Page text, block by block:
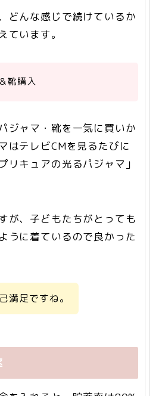
どんな感じで続けているか
ています。
靴購入
ジャマ・靴を一気に買いか
はテレビCMを見るたびに
リキュアの光るパジャマ」
が、子どもたちがとっても
うに着ているので良かった
満足ですね。